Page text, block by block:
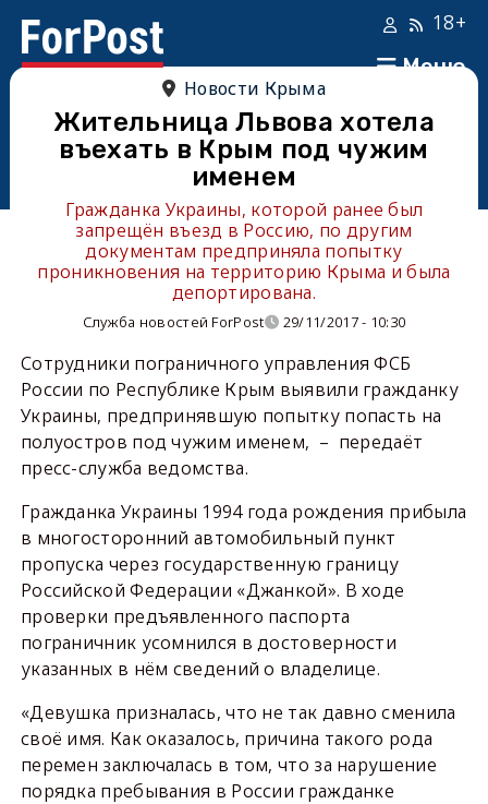
Меню
18+
Новости Крыма
Жительница Львова хотела
въехать в Крым под чужим
именем
Гражданка Украины, которой ранее был
запрещён въезд в Россию, по другим
документам предприняла попытку
проникновения на территорию Крыма и была
депортирована.
Служба новостей ForPost 29/11/2017 - 10:30
Сотрудники пограничного управления ФСБ
России по Республике Крым выявили гражданку
Украины, предпринявшую попытку попасть на
полуостров под чужим именем, – передаёт
пресс-служба ведомства.
Гражданка Украины 1994 года рождения прибыла
в многосторонний автомобильный пункт
пропуска через государственную границу
Российской Федерации «Джанкой». В ходе
проверки предъявленного паспорта
пограничник усомнился в достоверности
указанных в нём сведений о владелице.
«Девушка призналась, что не так давно сменила
своё имя. Как оказалось, причина такого рода
перемен заключалась в том, что за нарушение
порядка пребывания в России гражданке